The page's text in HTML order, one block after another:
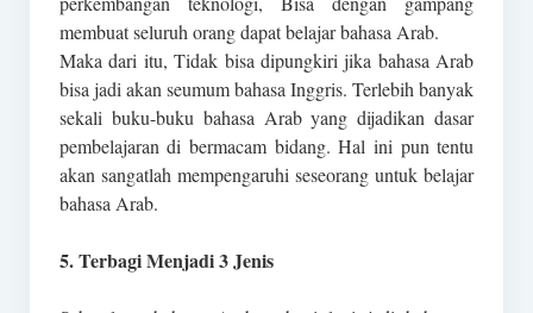
membuat seluruh orang dapat belajar bahasa Arab.
Maka dari itu, Tidak bisa dipungkiri jika bahasa Arab
bisa jadi akan seumum bahasa Inggris. Terlebih banyak
sekali buku-buku bahasa Arab yang dijadikan dasar
pembelajaran di bermacam bidang. Hal ini pun tentu
akan sangatlah mempengaruhi seseorang untuk belajar
bahasa Arab.
5. Terbagi Menjadi 3 Jenis